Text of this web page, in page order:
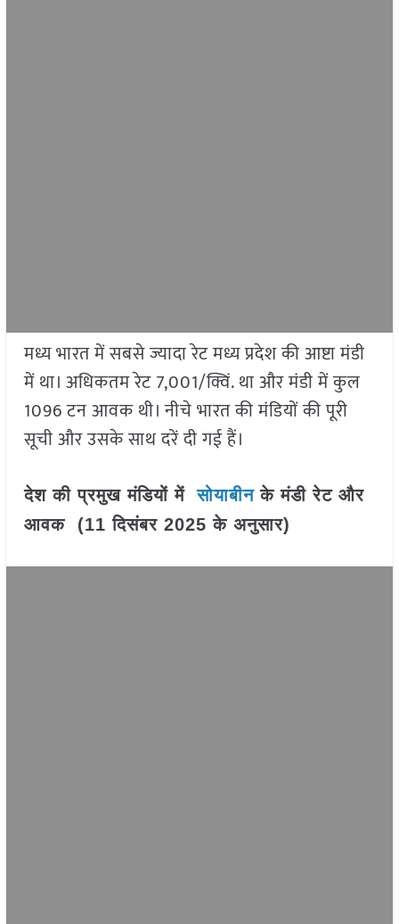
मध्य भारत में सबसे ज्यादा रेट मध्य प्रदेश की आष्टा मंडी
में था। अधिकतम रेट 7,001/क्विं. था और मंडी में कुल
1096 टन आवक थी। नीचे भारत की मंडियों की पूरी
सूची और उसके साथ दरें दी गई हैं।
देश की प्रमुख मंडियों में सोयाबीनके मंडी रेट और
आवक (11 दिसंबर 2025 के अनुसार)